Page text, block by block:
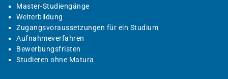
Master-Studiengänge
Weiterbildung
Zugangsvoraussetzungen für ein Studium
Aufnahmeverfahren
Bewerbungsfristen
Studieren ohne Matura